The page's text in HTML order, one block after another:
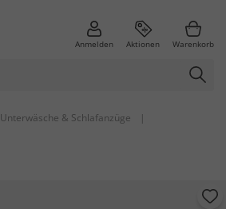
Anmelden Aktionen Warenkorb
Unterwäsche & Schlafanzüge
|